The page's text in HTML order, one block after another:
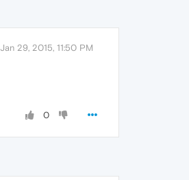
Jan 29, 2015, 11:50 PM
0